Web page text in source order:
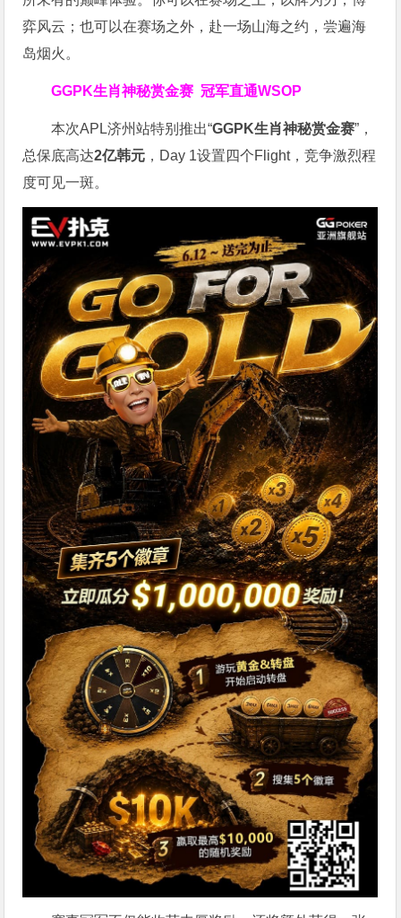
弈风云；也可以在赛场之外，赴一场山海之约，尝遍海
岛烟火。
GGPK生肖神秘赏金赛冠军直通WSOP
本次APL济州站特别推出“GGPK生肖神秘赏金赛”，
总保底高达2亿韩元 ，Day 1设置四个Flight，竞争激烈程
度可见一斑。